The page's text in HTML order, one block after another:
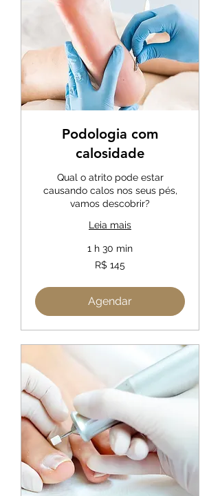
Podologia com
calosidade
Qual o atrito pode estar
causando calos nos seus pés,
vamos descobrir?
Leia mais
1 h 30 min
R$ 145
Agendar